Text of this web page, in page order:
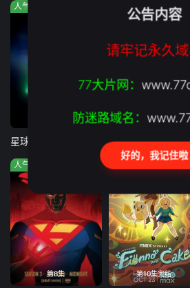
人气:720
第8集
人气:559
X战警97 第二季
第8集
人气:114
第10集完结
公告内容
请牢记永久
77大片网：
防迷路域名：
好的，我记住啦